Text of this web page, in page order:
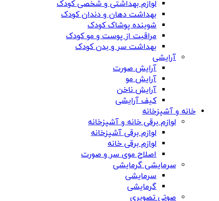
لوازم بهداشتی و شخصی کودک
بهداشت دهان و دندان کودک
شوینده پوشاک کودک
مراقبت از پوست و مو کودک
بهداشت سر و بدن کودک
آرایشی
آرایش صورت
آرایش مو
آرایش ناخن
کیف آرایشی
خانه و آشپزخانه
لوازم برقی خانه و آشپزخانه
لوازم برقی آشپزخانه
لوازم برقی خانه
اصلاح موی سر و صورت
سرمایشی گرمایشی
سرمایشی
گرمایشی
صوتی تصویری